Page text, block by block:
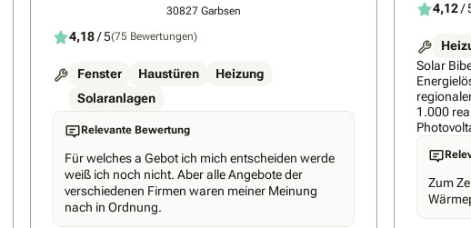
30827 Garbsen
4,18/ 5(75 Bewertungen)
Fenster Haustüren
Heizung
Solaranlagen
Relevante Bewertung
Für welches a Gebot ich mich entscheiden werde
weiß ich noch nicht. Aber alle Angebote der
verschiedenen Firmen waren meiner Meinung
nach in Ordnung.
4,12/
Solar
1.000
geplant,
unserem
Zum